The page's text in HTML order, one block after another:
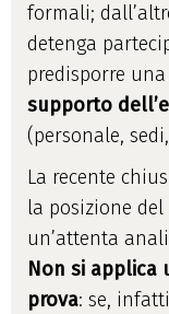
formali;
detenga
predisporre una
supporto
(personale,
La recente
la posizione del
un’attenta
Non si applica
prova: se,